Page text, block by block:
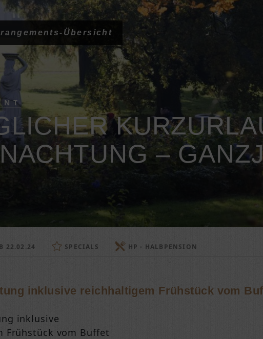
Übersicht
–
22.02.24 SPECIALS HP - HALBPENSION
inklusive reichhaltigem Frühstück vom
inklusive
Frühstück vom Buffet